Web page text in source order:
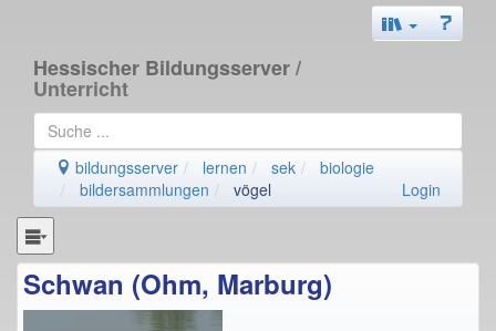
Hessischer Bildungsserver/
Unterricht
bildungsserver lernen sek
biologie
bildersammlungen
vögel Login
Schwan (Ohm, Marburg)